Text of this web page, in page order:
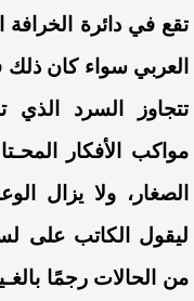
تقع في دائرة
العربي سواء كان ذلك
تتجاوز السرد الذي
مواكب الأفكار
الصغار، ولا يزال
ليقول الكاتب على
من الحالات رجمًا